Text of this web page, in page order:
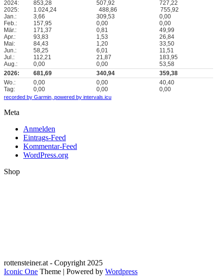
2024:
853,28 507,92
727,22
2025:
1.024,24 488,86
755,92
Jan.:
3,66 309,53
0,00
Feb.:
157,95 0,00
0,00
Mär.:
171,37 0,81
49,99
Apr.:
93,83 1,53
26,84
Mai:
84,43 1,20
33,50
Jun.:
58,25 6,01
11,51
Jul.:
112,21 21,87
183,95
Aug.:
0,00 0,00
53,58
2026:
681,69 340,94
359,38
Wo.:
0,00 0,00
40,40
Tag:
0,00 0,00 0,00
recorded by Garmin, powered by intervals.icu
Meta
Anmelden
Eintrags-Feed
Kommentar-Feed
WordPress.org
Shop
rottensteiner.at - Copyright 2025
Iconic One Theme | Powered by Wordpress